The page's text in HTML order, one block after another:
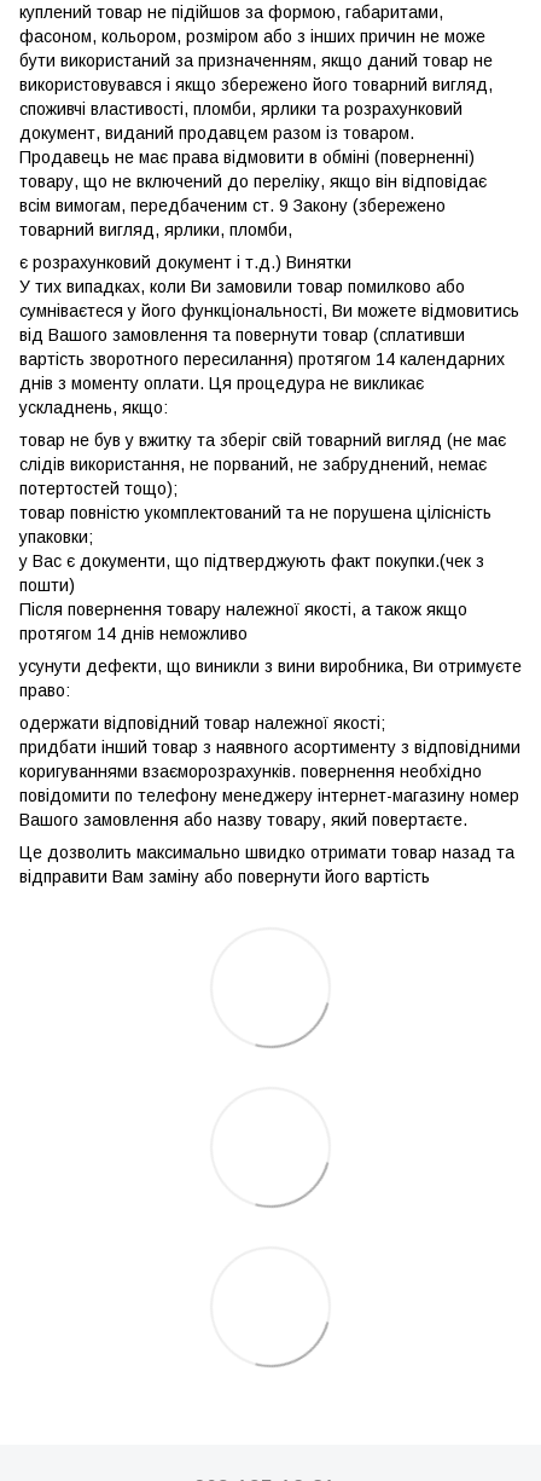
куплений товар не підійшов за формою, габаритами,
фасоном, кольором, розміром або з інших причин не може
бути використаний за призначенням, якщо даний товар не
використовувався і якщо збережено його товарний вигляд,
споживчі властивості, пломби, ярлики та розрахунковий
документ, виданий продавцем разом із товаром.
Продавець не має права відмовити в обміні (поверненні)
товару, що не включений до переліку, якщо він відповідає
всім вимогам, передбаченим ст. 9 Закону (збережено
товарний вигляд, ярлики, пломби,
є розрахунковий документ і т.д.) Винятки
У тих випадках, коли Ви замовили товар помилково або
сумніваєтеся у його функціональності, Ви можете відмовитись
від Вашого замовлення та повернути товар (сплативши
вартість зворотного пересилання) протягом 14 календарних
днів з моменту оплати. Ця процедура не викликає
ускладнень, якщо:
товар не був у вжитку та зберіг свій товарний вигляд (не має
слідів використання, не порваний, не забруднений, немає
потертостей тощо);
товар повністю укомплектований та не порушена цілісність
упаковки;
у Вас є документи, що підтверджують факт покупки.(чек з
пошти)
Після повернення товару належної якості, а також якщо
протягом 14 днів неможливо
усунути дефекти, що виникли з вини виробника, Ви отримуєте
право:
одержати відповідний товар належної якості;
придбати інший товар з наявного асортименту з відповідними
коригуваннями взаєморозрахунків. повернення необхідно
повідомити по телефону менеджеру інтернет-магазину номер
Вашого замовлення або назву товару, який повертаєте.
Це дозволить максимально швидко отримати товар назад та
відправити Вам заміну або повернути його вартість